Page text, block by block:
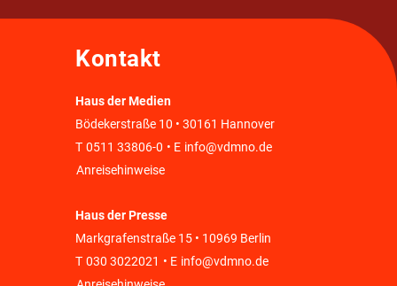
Kontakt
Haus der Medien
Bödekerstraße 10 • 30161 Hannover
T 0511 33806-0 • E info@vdmno.de
Anreisehinweise
Haus der Presse
Markgrafenstraße 15 • 10969 Berlin
T 030 3022021 • E info@vdmno.de